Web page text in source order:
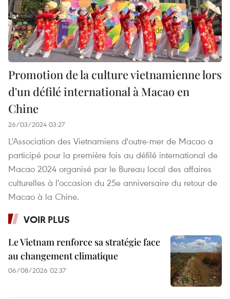
Promotion de la culture vietnamienne lors
d'un défilé international à Macao en
Chine
26/03/2024 03:27
L'Association des Vietnamiens d'outre-mer de Macao a
participé pour la première fois au défilé international de
Macao 2024 organisé par le Bureau local des affaires
culturelles à l'occasion du 25e anniversaire du retour de
Macao à la Chine.
VOIR PLUS
Le Vietnam renforce sa stratégie face
au changement climatique
06/08/2026 02:37